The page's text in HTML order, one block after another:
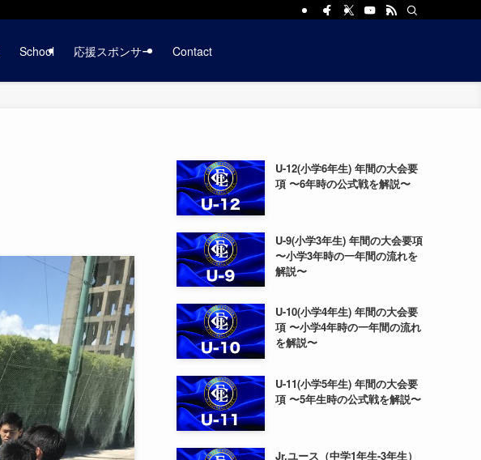
School 応援スポンサー Contact
U-12(小学6年生) 年間の大会要
項 〜6年時の公式戦を解説〜
U-9(小学3年生) 年間の大会要項
〜小学3年時の一年間の流れを
解説〜
U-10(小学4年生) 年間の大会要
項 〜小学4年時の一年間の流れ
を解説〜
U-11(小学5年生) 年間の大会要
項 〜5年生時の公式戦を解説〜
Jr.ユース（中学1年生-3年生）